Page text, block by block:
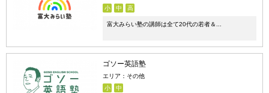
小
中 高
富大みらい塾の講師は全て20代の若者＆...
ゴソー英語塾
エリア：その他
小
中